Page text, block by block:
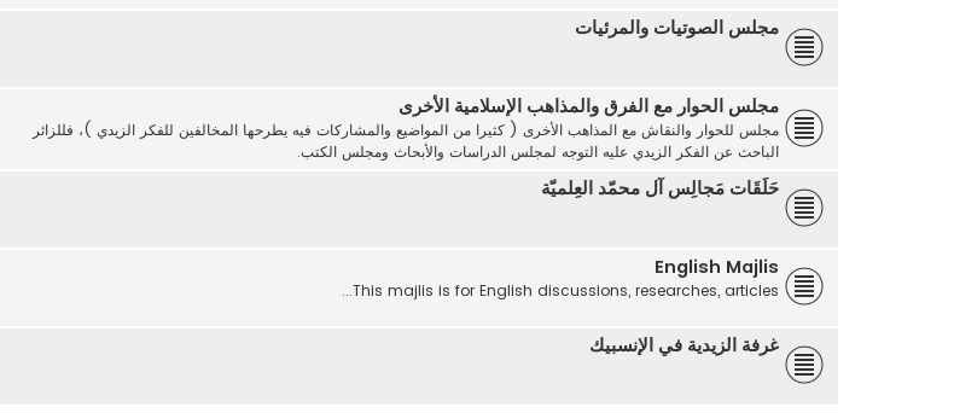
مجلس الصوتيات والمرئيات
مجلس الحوار مع الفرق والمذاهب الإسلامية الأخرى
مجلس للحوار والنقاش مع المذاهب الأخرى ( كثيرا من المواضيع والمشاركات فيه يطرحها المخالفين للفكر الزيدي )، فللزائر
الباحث عن الفكر الزيدي عليه التوجه لمجلس الدراسات والأبحاث ومجلس الكتب.
حَلَقَات مَجالِس آل محمّد العِلميّة
English Majlis
This majlis is for English discussions, researches, articles...
غرفة الزيدية في الإنسبيك